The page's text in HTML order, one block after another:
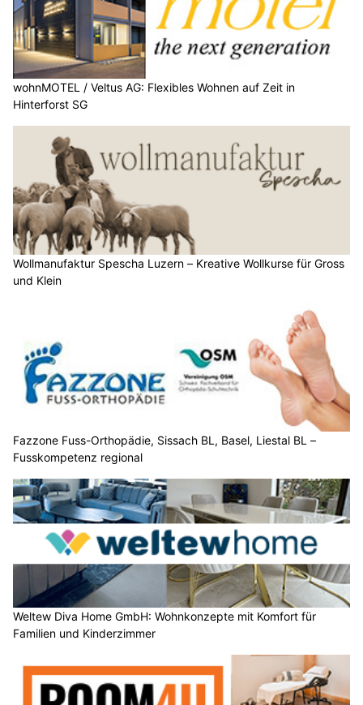
wohnMOTEL / Veltus AG: Flexibles Wohnen auf Zeit in
Hinterforst SG
Wollmanufaktur Spescha Luzern – Kreative Wollkurse für Gross
und Klein
Fazzone Fuss-Orthopädie, Sissach BL, Basel, Liestal BL –
Fusskompetenz regional
Weltew Diva Home GmbH: Wohnkonzepte mit Komfort für
Familien und Kinderzimmer